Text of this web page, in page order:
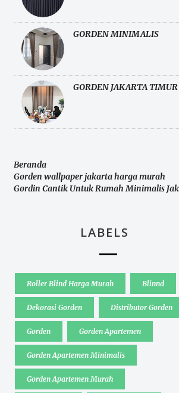
GORDEN MINIMALIS
GORDEN JAKARTA TIMUR
Beranda
Gorden wallpaper jakarta harga murah
Gordin Cantik Untuk Rumah Minimalis
LABELS
Roller Blind Harga Murah Blinnd
Dekorasi Gorden Distributor Gorden
Gorden Gorden Apartemen
Gorden Apartemen Minimalis
Gorden Apartemen Murah